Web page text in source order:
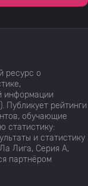
ресурс о
информации
рейтинги
обучающие
статистику:
и статистику
Лига, Серия А,
партнёром